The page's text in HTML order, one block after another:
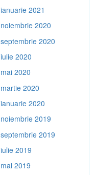
ianuarie 2021
noiembrie 2020
septembrie 2020
iulie 2020
mai 2020
martie 2020
ianuarie 2020
noiembrie 2019
septembrie 2019
iulie 2019
mai 2019